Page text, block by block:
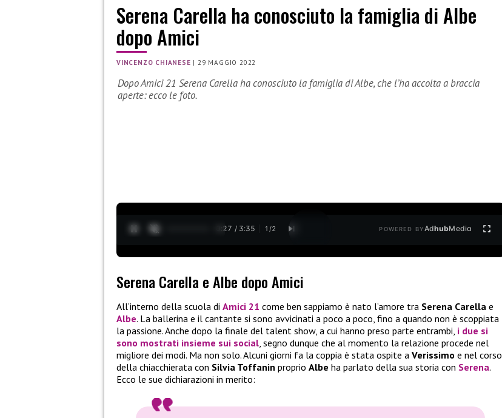
Serena Carella ha conosciuto la famiglia di Albe
dopo Amici
VINCENZO CHIANESE |29 MAGGIO 2022
Dopo Amici 21 Serena Carella ha conosciuto la famiglia di Albe, che l’ha accolta a braccia
aperte: ecco le foto.
0:28 / 3:35 1 /2 POWERED BYAdhubMedia
Serena Carella e Albe dopo Amici
All’interno della scuola di Amici 21 come ben sappiamo è nato l’amore tra Serena Carella e
Albe. La ballerina e il cantante si sono avvicinati a poco a poco, fino a quando non è scoppiata
la passione. Anche dopo la finale del talent show, a cui hanno preso parte entrambi, i due si
sono mostrati insieme sui social, segno dunque che al momento la relazione procede nel
migliore dei modi. Ma non solo. Alcuni giorni fa la coppia è stata ospite a Verissimo e nel corso
della chiacchierata con Silvia Toffanin proprio Albe ha parlato della sua storia con Serena.
Ecco le sue dichiarazioni in merito: